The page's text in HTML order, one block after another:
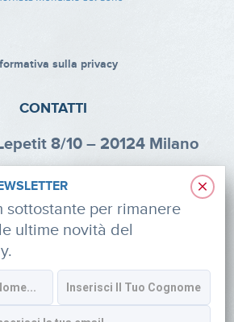
sulla privacy
CONTATTI
8/10 – 20124 Milano
+39 02 47924880
91374340379
SOCIAL
×
sottostante per rimanere
ultime novità del